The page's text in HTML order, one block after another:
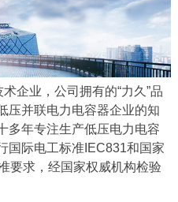
企业，公司拥有的“力久”品
压并联电力电容器企业的知
多年专注生产低压电力电容
国际电工标准IEC831和国家
要求，经国家权威机构检验